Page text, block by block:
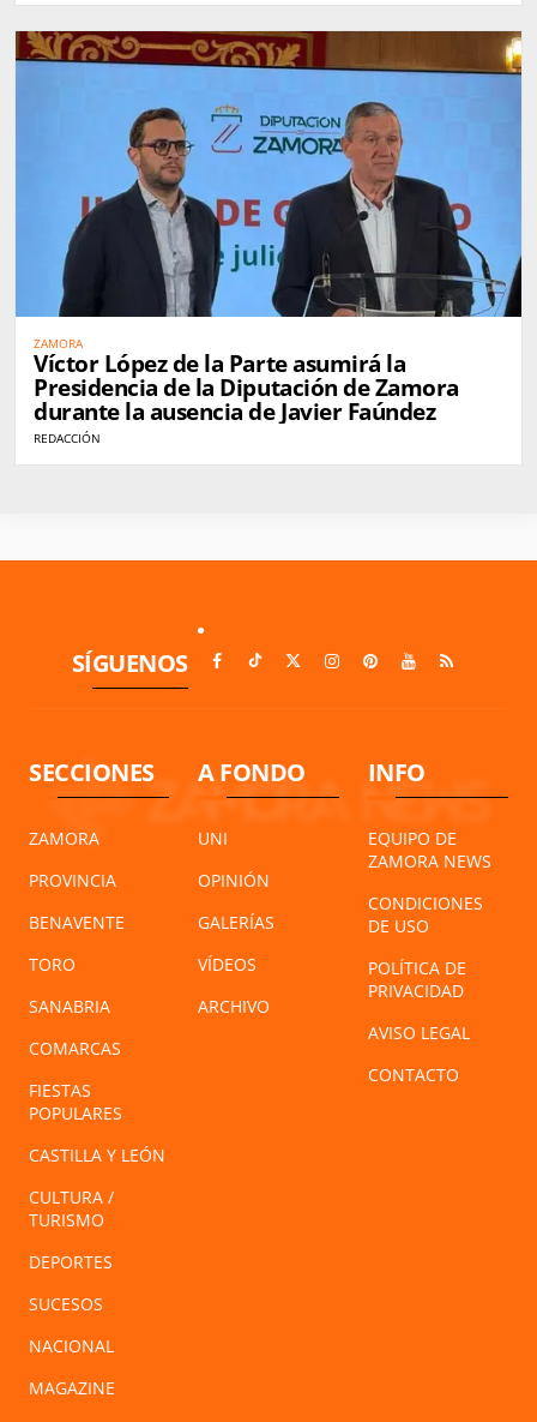
ZAMORA
Víctor López de la Parte asumirá la
Presidencia de la Diputación de Zamora
durante la ausencia de Javier Faúndez
REDACCIÓN
SÍGUENOS
SECCIONES
ZAMORA
PROVINCIA
BENAVENTE
TORO
SANABRIA
COMARCAS
FIESTAS
POPULARES
CASTILLA Y LEÓN
CULTURA /
TURISMO
DEPORTES
SUCESOS
NACIONAL
MAGAZINE
A FONDO
UNI
OPINIÓN
GALERÍAS
VÍDEOS
ARCHIVO
INFO
EQUIPO DE
ZAMORA NEWS
CONDICIONES
DE USO
POLÍTICA DE
PRIVACIDAD
AVISO LEGAL
CONTACTO